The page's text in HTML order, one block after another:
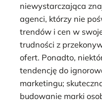
niewystarczająca
agenci, którzy nie
trendów i cen w
trudności z
ofert. Ponadto,
tendencję do
marketingu;
budowanie marki